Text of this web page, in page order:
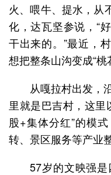
火、喂牛、提水，从
化，达瓦坚参说，“
干出来的。”最近，
想把整条山沟变成“桃
从嘎拉村出发，
里就是巴吉村，这里
股+集体分红”的模
转、景区服务等产业
57岁的文映强